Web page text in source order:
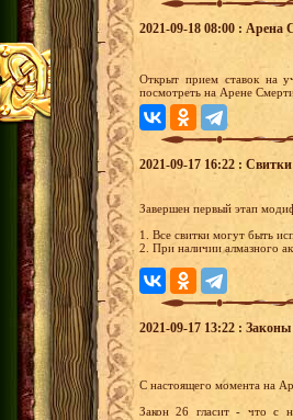
2021-09-18 08:00 : Арена
Открыт прием ставок на
посмотреть на Арене
2021-09-17 16:22 :
Завершен первый этап
1. Все свитки могут быть
2. При наличии алмазного
2021-09-17 13:22 :
С настоящего момента на
Закон 26 гласит - что с